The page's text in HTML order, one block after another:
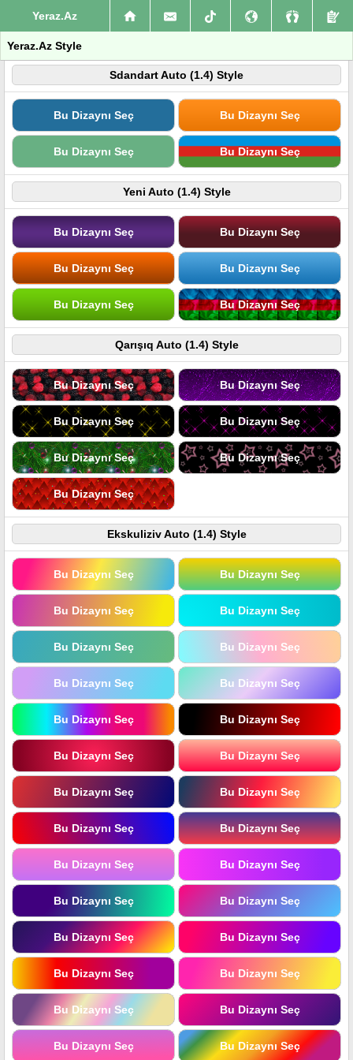
Yeraz.Az
Yeraz.Az Style
Sdandart Auto (1.4) Style
Bu Dizaynı Seç Bu Dizaynı Seç
Bu Dizaynı Seç Bu Dizaynı Seç
Yeni Auto (1.4) Style
Bu Dizaynı Seç Bu Dizaynı Seç
Bu Dizaynı Seç Bu Dizaynı Seç
Bu Dizaynı Seç Bu Dizaynı Seç
Qarışıq Auto (1.4) Style
Bu Dizaynı Seç Bu Dizaynı Seç
Bu Dizaynı Seç Bu Dizaynı Seç
Bu Dizaynı Seç Bu Dizaynı Seç
Bu Dizaynı Seç
Ekskuliziv Auto (1.4) Style
Bu Dizaynı Seç Bu Dizaynı Seç
Bu Dizaynı Seç Bu Dizaynı Seç
Bu Dizaynı Seç Bu Dizaynı Seç
Bu Dizaynı Seç Bu Dizaynı Seç
Bu Dizaynı Seç Bu Dizaynı Seç
Bu Dizaynı Seç Bu Dizaynı Seç
Bu Dizaynı Seç Bu Dizaynı Seç
Bu Dizaynı Seç Bu Dizaynı Seç
Bu Dizaynı Seç Bu Dizaynı Seç
Bu Dizaynı Seç Bu Dizaynı Seç
Bu Dizaynı Seç Bu Dizaynı Seç
Bu Dizaynı Seç Bu Dizaynı Seç
Bu Dizaynı Seç Bu Dizaynı Seç
Bu Dizaynı Seç Bu Dizaynı Seç